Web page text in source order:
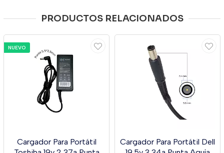
PRODUCTOS RELACIONADOS
NUEVO
Cargador Para Portátil
Cargador Para Portátil Dell